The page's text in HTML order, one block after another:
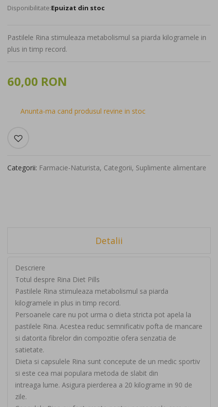
gallery
Epuizat din stoc
Pastilele Rina stimuleaza metabolismul sa piarda kilogramele in
plus in timp record.
60,00 RON
Anunta-ma cand produsul revine in stoc
Categorii: Farmacie-Naturista, Categorii, Suplimente alimentare
Detalii
Descriere
Totul despre Rina Diet Pills
Pastilele Rina stimuleaza metabolismul sa piarda
kilogramele in plus in timp record.
Persoanele care nu pot urma o dieta stricta pot apela la
pastilele Rina. Acestea reduc semnificativ pofta de mancare
si datorita fibrelor din compozitie ofera senzatia de
satietate.
Dieta si capsulele Rina sunt concepute de un medic sportiv
si este cea mai populara metoda de slabit din
intreaga lume. Asigura pierderea a 20 kilograme in 90 de
zile.